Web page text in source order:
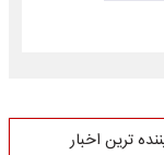
ترین اخبار